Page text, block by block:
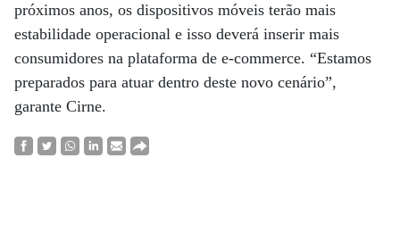
próximos anos, os dispositivos móveis terão mais
estabilidade operacional e isso deverá inserir mais
consumidores na plataforma de e-commerce. “Estamos
preparados para atuar dentro deste novo cenário”,
garante Cirne.